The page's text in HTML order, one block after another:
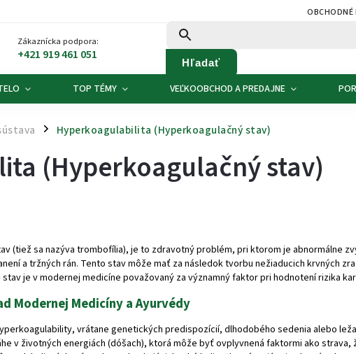
OBCHODNÉ
Zákaznícka podpora:
+421 919 461 051 Hľadať
TOP TÉMY VEĽKOOBCHOD A PREDAJNE
/ Hyperkoagulabilita (Hyperkoagulačný stav)
(Hyperkoagulačný stav)
(tiež sa nazýva trombofília), je to zdravotný problém, pri ktorom je abnormálne
a tržných rán. Tento stav môže mať za následok tvorbu nežiaducich krvných
je v modernej medicíne považovaný za významný faktor pri hodnotení rizika
Modernej Medicíny a Ayurvédy
vrátane genetických predispozícií, dlhodobého sedenia alebo
v životných energiách (dóšach), ktorá môže byť ovplyvnená faktormi ako